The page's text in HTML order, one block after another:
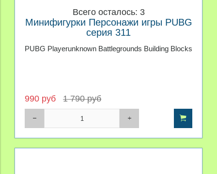
Всего осталось: 3
Минифигурки Персонажи игры PUBG
серия 311
PUBG Playerunknown Battlegrounds Building Blocks
990 руб 1 790 руб